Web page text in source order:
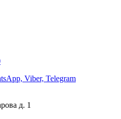
Viber, Telegram
д. 1